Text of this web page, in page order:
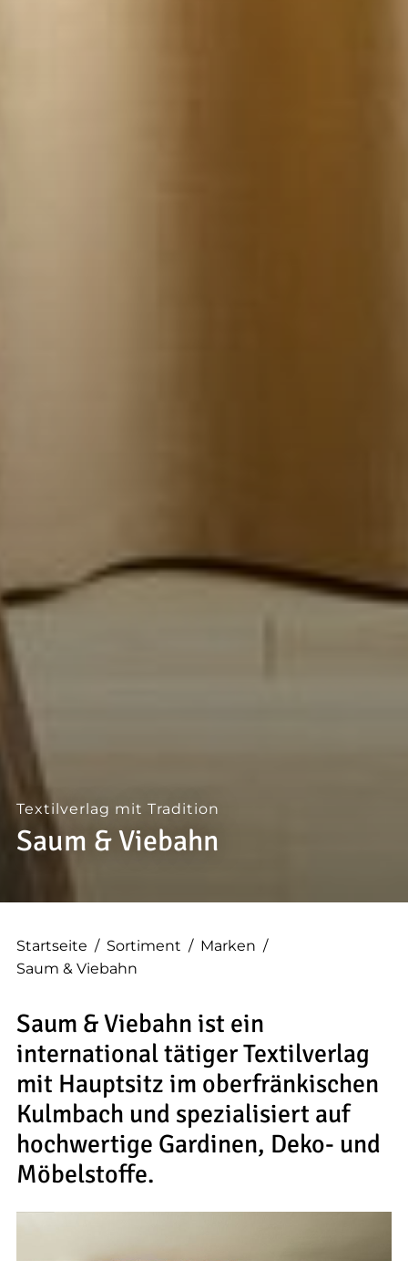
--
--
Textilverlag mit Tradition
Saum & Viebahn
Startseite / Sortiment / Marken /
Saum & Viebahn
Saum & Viebahn ist ein
international tätiger Textilverlag
mit Hauptsitz im oberfränkischen
Kulmbach und spezialisiert auf
hochwertige Gardinen, Deko- und
Möbelstoffe.